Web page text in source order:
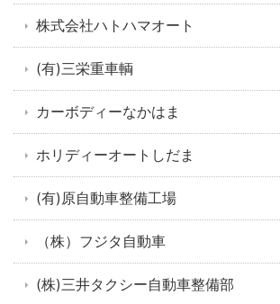
株式会社ハトハマオート
(有)三栄重車輌
カーボディーなかはま
ホリディーオートしだま
(有)原自動車整備工場
（株）フジタ自動車
(株)三井タクシー自動車整備部